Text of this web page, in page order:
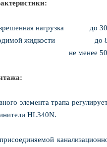
нагрузка до
жидкости до
не менее 50
элемента трапа
HL340N.